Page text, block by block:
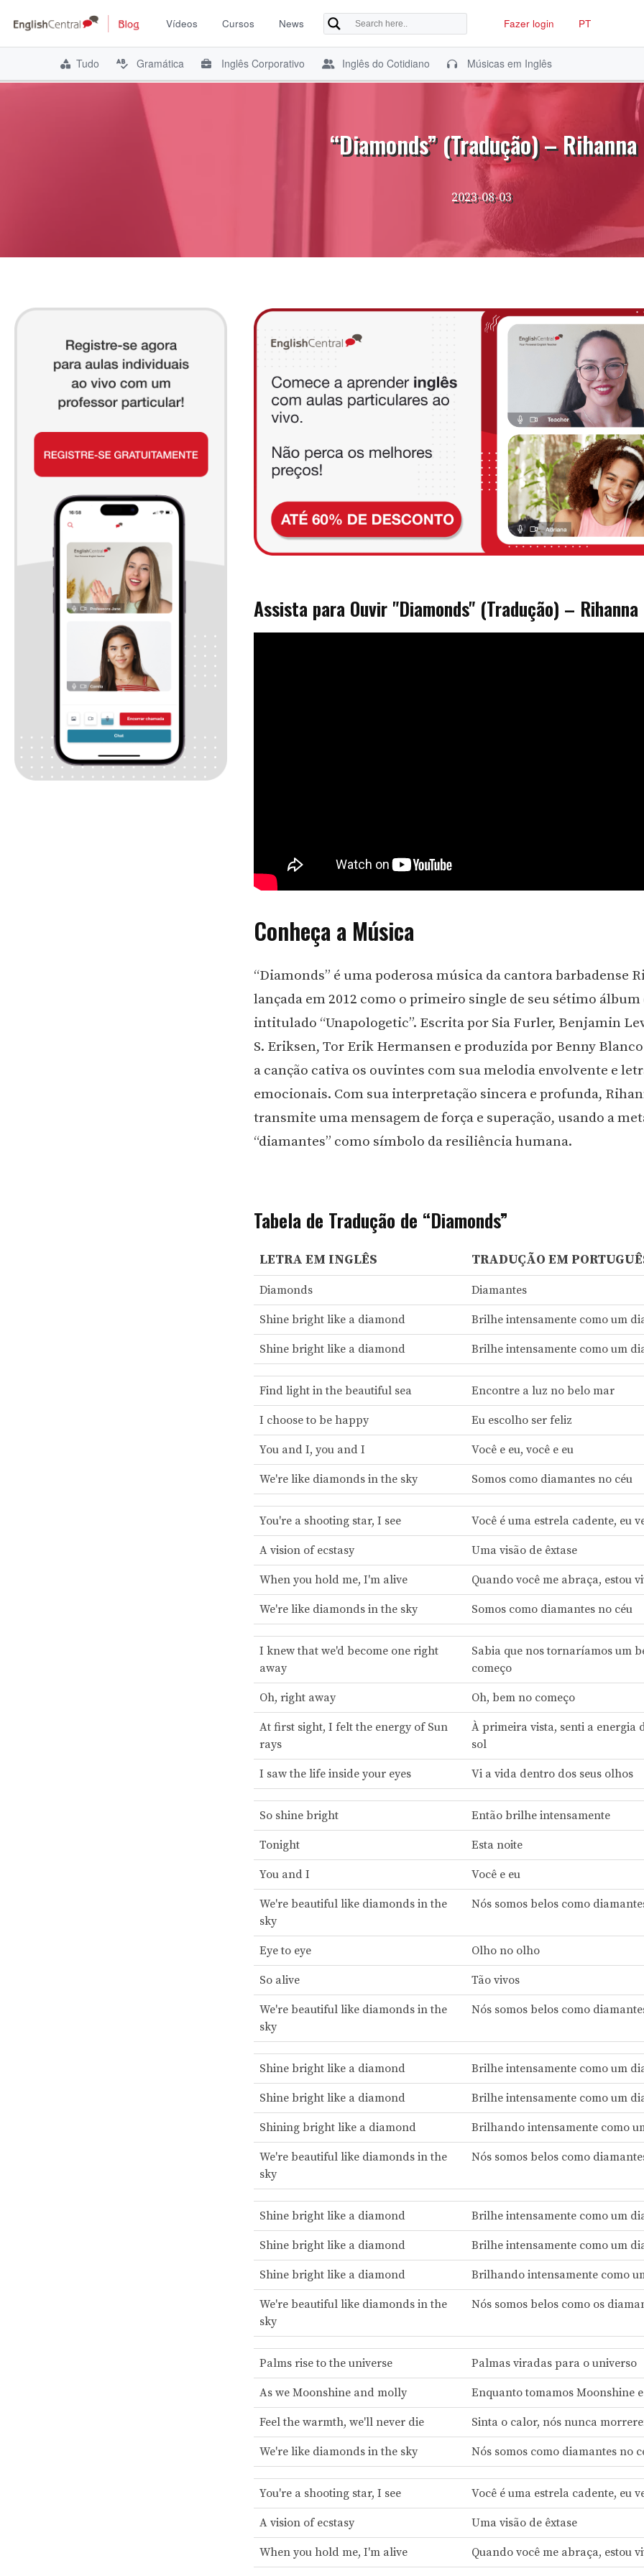
Vídeos Cursos News Fazer login PT
Tudo Gramática Inglês Corporativo Inglês do Cotidiano Músicas em Inglês
“Diamonds” (Tradução) – Rihanna
2023-08-03
Assista para Ouvir "Diamonds" (Tradução) – Rihanna
Conheça a Música
“Diamonds” é uma poderosa música da cantora barbadense
lançada em 2012 como o primeiro single de seu sétimo álbum
intitulado “Unapologetic”. Escrita por Sia Furler, Benjamin
S. Eriksen, Tor Erik Hermansen e produzida por Benny Blanco
a canção cativa os ouvintes com sua melodia envolvente e
emocionais. Com sua interpretação sincera e profunda,
transmite uma mensagem de força e superação, usando a
“diamantes” como símbolo da resiliência humana.
Tabela de Tradução de “Diamonds”
LETRA EM INGLÊS TRADUÇÃO EM
Diamonds Diamantes
Shine bright like a diamond Brilhe intensamente como um
Shine bright like a diamond Brilhe intensamente como um
Find light in the beautiful sea Encontre a luz no belo mar
I choose to be happy Eu escolho ser feliz
You and I, you and I Você e eu, você e eu
We're like diamonds in the sky Somos como diamantes no céu
You're a shooting star, I see Você é uma estrela cadente, eu
A vision of ecstasy Uma visão de êxtase
When you hold me, I'm alive Quando você me abraça, estou
We're like diamonds in the sky Somos como diamantes no céu
I knew that we'd become one right
away
Sabia que nos tornaríamos um
começo
Oh, right away Oh, bem no começo
At first sight, I felt the energy of Sun
rays
À primeira vista, senti a energia
sol
I saw the life inside your eyes Vi a vida dentro dos seus olhos
So shine bright Então brilhe intensamente
Tonight Esta noite
You and I Você e eu
We're beautiful like diamonds in the
sky
Nós somos belos como
Eye to eye Olho no olho
So alive Tão vivos
We're beautiful like diamonds in the
sky
Nós somos belos como
Shine bright like a diamond Brilhe intensamente como um
Shine bright like a diamond Brilhe intensamente como um
Shining bright like a diamond Brilhando intensamente como
We're beautiful like diamonds in the
sky
Nós somos belos como
Shine bright like a diamond Brilhe intensamente como um
Shine bright like a diamond Brilhe intensamente como um
Shine bright like a diamond Brilhando intensamente como
We're beautiful like diamonds in the
sky
Nós somos belos como os
Palms rise to the universe Palmas viradas para o universo
As we Moonshine and molly Enquanto tomamos Moonshine
Feel the warmth, we'll never die Sinta o calor, nós nunca
We're like diamonds in the sky Nós somos como diamantes no
You're a shooting star, I see Você é uma estrela cadente, eu
A vision of ecstasy Uma visão de êxtase
When you hold me, I'm alive Quando você me abraça, estou